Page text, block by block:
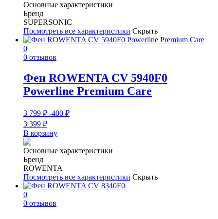
Основные характеристики
Бренд
SUPERSONIC
Посмотреть все характеристики Скрыть
0
0 отзывов
Фен ROWENTA CV 5940F0
Powerline Premium Care
3 799 ₽ -400 ₽
3 399 ₽
В корзину
Основные характеристики
Бренд
ROWENTA
Посмотреть все характеристики Скрыть
0
0 отзывов